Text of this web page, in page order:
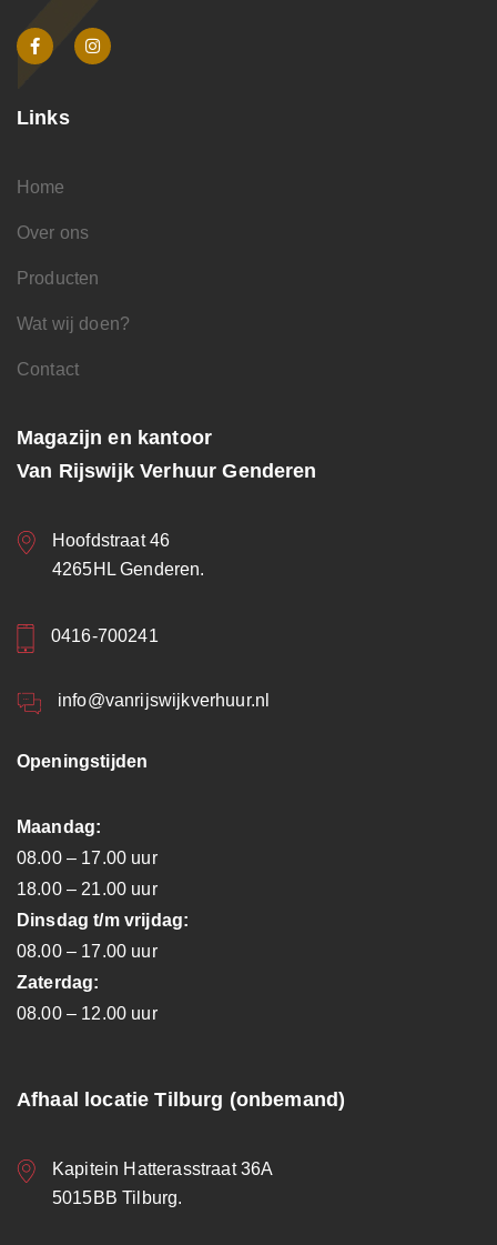
Links
Home
Over ons
Producten
Wat wij doen?
Contact
Magazijn en kantoor
Van Rijswijk Verhuur Genderen
Hoofdstraat 46
4265HL Genderen.
0416-700241
info@vanrijswijkverhuur.nl
Openingstijden
Maandag:
08.00 – 17.00 uur
18.00 – 21.00 uur
Dinsdag t/m vrijdag:
08.00 – 17.00 uur
Zaterdag:
08.00 – 12.00 uur
Afhaal locatie Tilburg (onbemand)
Kapitein Hatterasstraat 36A
5015BB Tilburg.